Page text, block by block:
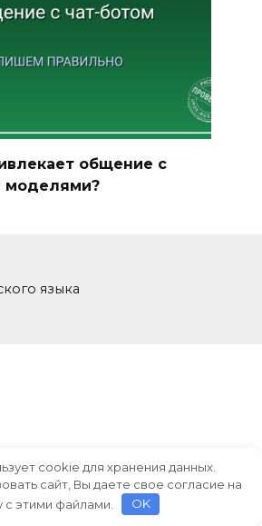
общение с
моделями?
языка
cookie для хранения данных.
сайт, Вы даете свое согласие на
с этими файлами.
OK